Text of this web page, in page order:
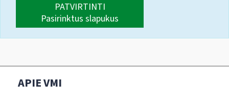
PATVIRTINTI
Pasirinktus slapukus
APIE VMI